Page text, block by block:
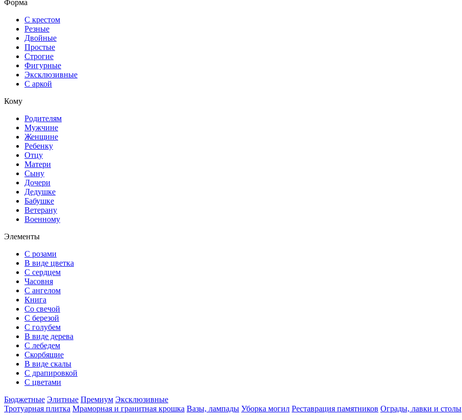
Форма
С крестом
Резные
Двойные
Простые
Строгие
Фигурные
Эксклюзивные
С аркой
Кому
Родителям
Мужчине
Женщине
Ребенку
Отцу
Матери
Сыну
Дочери
Дедушке
Бабушке
Ветерану
Военному
Элементы
С розами
В виде цветка
С сердцем
Часовня
С ангелом
Книга
Со свечой
С березой
С голубем
В виде дерева
С лебедем
Скорбящие
В виде скалы
С драпировкой
С цветами
Бюджетные Элитные Премиум Эксклюзивные
Тротуарная плитка Мраморная и гранитная крошка Вазы, лампады Уборка могил Реставрация памятников Ограды, лавки и столы